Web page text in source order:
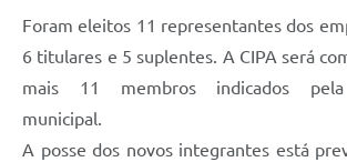
Foram eleitos 11 representantes dos
6 titulares e 5 suplentes. A CIPA será
mais 11 membros indicados pela
municipal.
A posse dos novos integrantes está